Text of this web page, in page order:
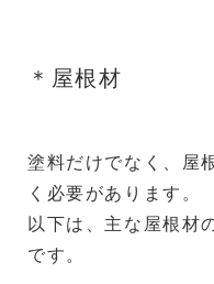
＊屋根材
塗料だけでなく、屋
く必要があります。
以下は、主な屋根材
です。